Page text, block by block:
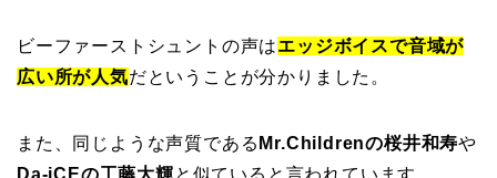
ビーファーストシュントの声はエッジボイスで音域が
広い所が人気だということが分かりました。
また、同じような声質である Mr.Childrenの桜井和寿や
Da-iCEの工藤大輝と似ていると言われています。